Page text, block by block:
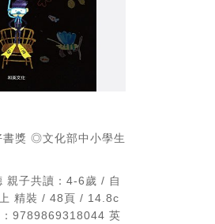
獎 ◎文化部中小學生
親子共讀：4-6歲 / 自
精裝 / 48頁 / 14.8c
9789869318044 英